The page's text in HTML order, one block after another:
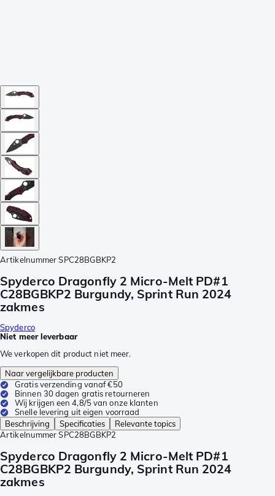
Artikelnummer SPC28BGBKP2
Spyderco Dragonfly 2 Micro-Melt PD#1
C28BGBKP2 Burgundy, Sprint Run 2024
zakmes
Spyderco
Niet meer leverbaar
We verkopen dit product niet meer.
Naar vergelijkbare producten
Gratis verzending vanaf €50
Binnen 30 dagen gratis retourneren
Wij krijgen een 4,8/5 van onze klanten
Snelle levering uit eigen voorraad
Beschrijving
Specificaties
Relevante topics
Artikelnummer SPC28BGBKP2
Spyderco Dragonfly 2 Micro-Melt PD#1
C28BGBKP2 Burgundy, Sprint Run 2024
zakmes